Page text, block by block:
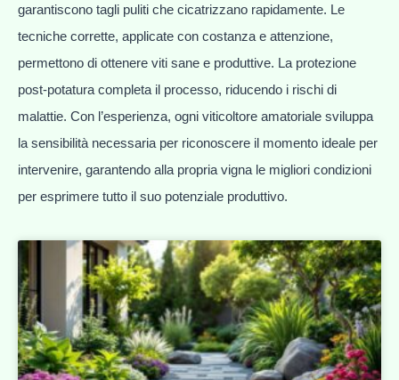
garantiscono tagli puliti che cicatrizzano rapidamente. Le
tecniche corrette, applicate con costanza e attenzione,
permettono di ottenere viti sane e produttive. La protezione
post-potatura completa il processo, riducendo i rischi di
malattie. Con l’esperienza, ogni viticoltore amatoriale sviluppa
la sensibilità necessaria per riconoscere il momento ideale per
intervenire, garantendo alla propria vigna le migliori condizioni
per esprimere tutto il suo potenziale produttivo.